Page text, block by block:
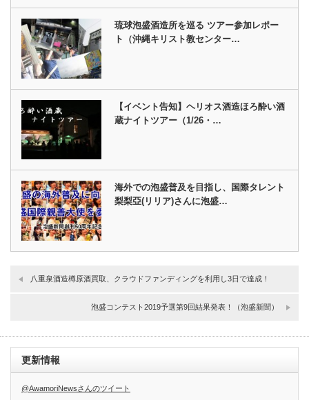
琉球泡盛酒造所を巡る ツアー参加レポー
ト（沖縄キリスト教センター…
【イベント告知】ヘリオス酒造ほろ酔い酒
蔵ナイトツアー（1/26・…
海外での泡盛普及を目指し、国際タレント
梨梨亞(リリア)さんに泡盛…
八重泉酒造樽原酒買取、クラウドファンディングを利用し3日で達成！
泡盛コンテスト2019予選第9回結果発表！（泡盛新聞）
更新情報
@AwamoriNewsさんのツイート